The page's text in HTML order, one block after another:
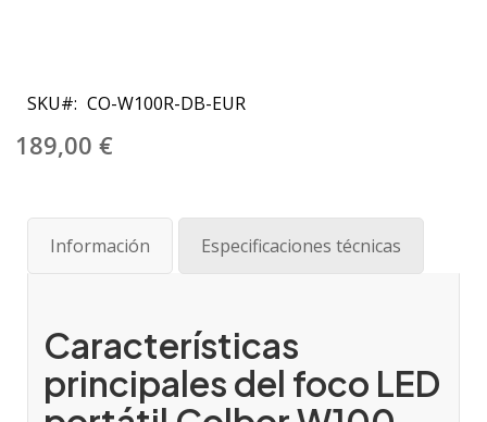
comienzo
de
la
SKU CO-W100R-DB-EUR
189,00 €
Información Especificaciones técnicas
Características
principales del foco LED